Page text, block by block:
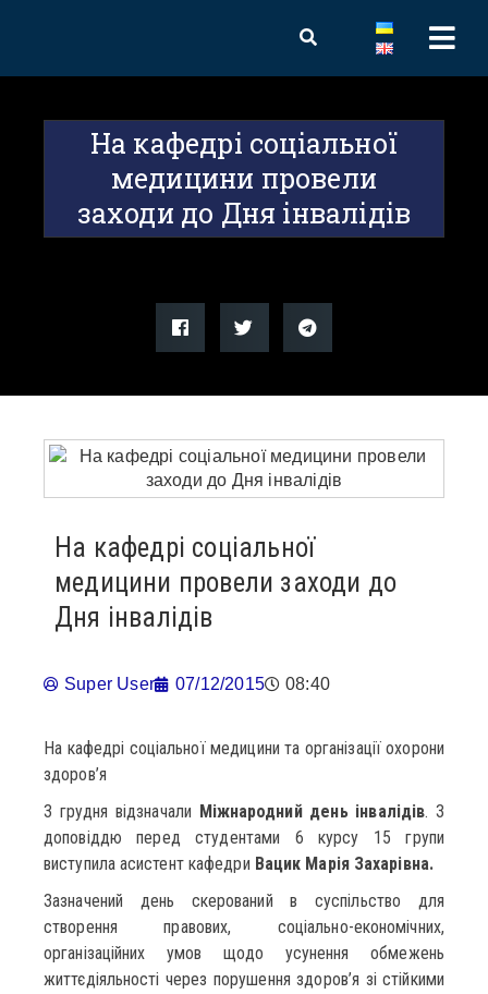
На кафедрі соціальної
медицини провели
заходи до Дня інвалідів
На кафедрі соціальної
медицини провели заходи до
Дня інвалідів
Super User 07/12/2015 08:40
На кафедрі соціальної медицини та організації охорони
здоров’я
3 грудня відзначали Міжнародний день інвалідів. З
доповіддю перед студентами 6 курсу 15 групи
виступила асистент кафедри Вацик Марія Захарівна.
Зазначений день скерований в суспільство для
створення правових, соціально-економічних,
організаційних умов щодо усунення обмежень
життєдіяльності через порушення здоров’я зі стійкими